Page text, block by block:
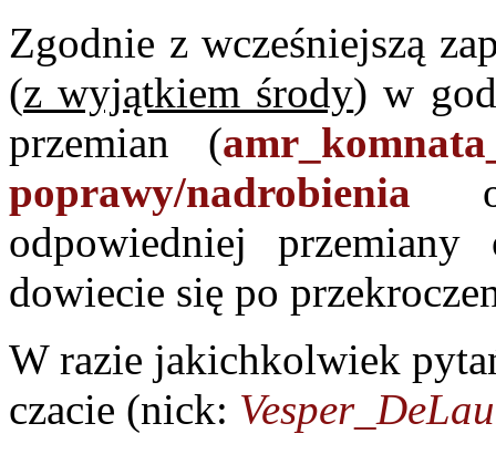
Zgodnie z wcześniejszą
(z wyjątkiem środy) w
przemian (
poprawy/nadrobienia
odpowiedniej
dowiecie się po
W razie jakichkolwiek
czacie (nick: